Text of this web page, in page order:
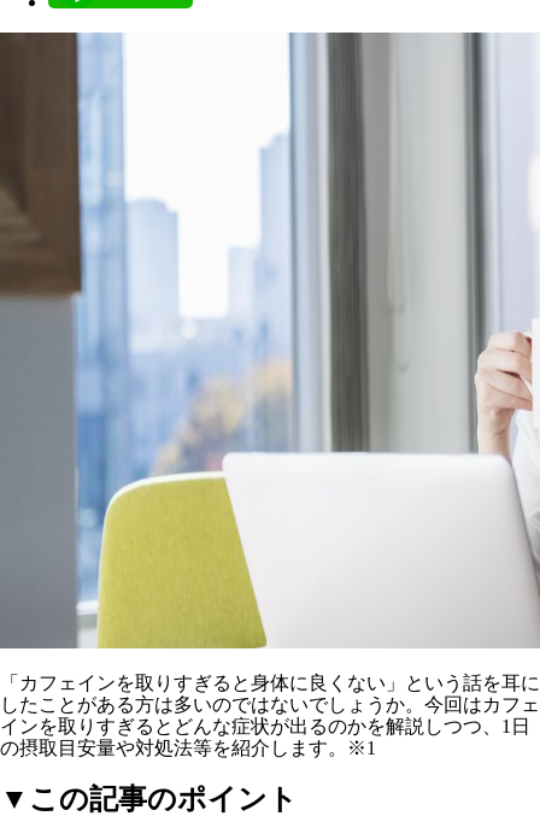
「カフェインを取りすぎると身体に良くない」という話を耳に
したことがある方は多いのではないでしょうか。今回はカフェ
インを取りすぎるとどんな症状が出るのかを解説しつつ、1日
の摂取目安量や対処法等を紹介します。※1
▼この記事のポイント